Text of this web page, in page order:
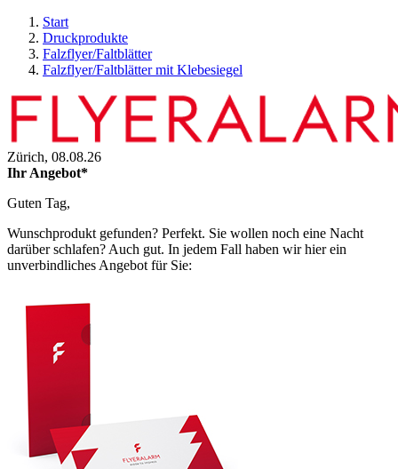
Start
Druckprodukte
Falzflyer/Faltblätter
Falzflyer/Faltblätter mit Klebesiegel
Zürich, 08.08.26
Ihr Angebot*
Guten Tag,
Wunschprodukt gefunden? Perfekt. Sie wollen noch eine Nacht
darüber schlafen? Auch gut. In jedem Fall haben wir hier ein
unverbindliches Angebot für Sie: